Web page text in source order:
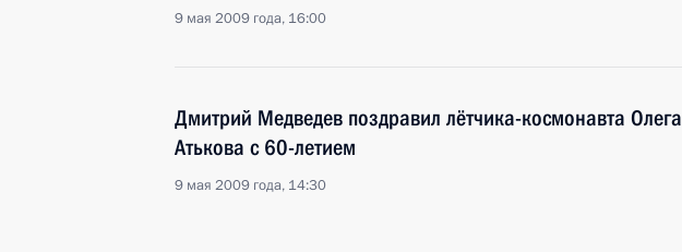
9 мая 2009 года, 16:00
Дмитрий Медведев поздравил лётчика-космонавта Олега
Атькова с 60-летием
9 мая 2009 года, 14:30